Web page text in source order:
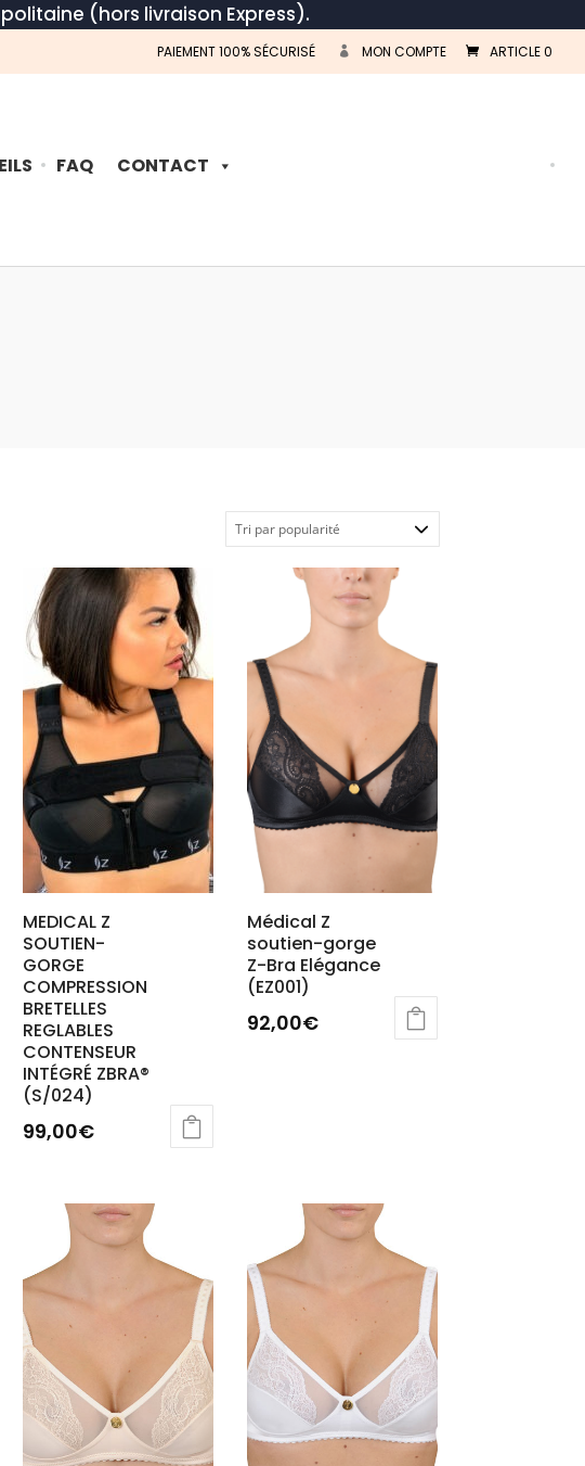
(hors livraison Express).
PAIEMENT 100% SÉCURISÉ MON COMPTE ARTICLE 0
FAQ CONTACT
Recherche
MEDICAL Z
SOUTIEN-
GORGE
COMPRESSION
BRETELLES
REGLABLES
CONTENSEUR
INTÉGRÉ ZBRA®
(S/024)
99,00€
Médical Z
soutien-gorge
Z-Bra Elégance
(EZ001)
92,00€